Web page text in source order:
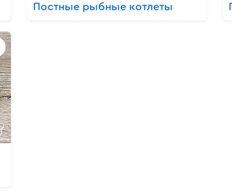
Постные рыбные котлеты